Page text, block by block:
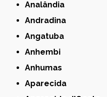
Analândia
Andradina
Angatuba
Anhembi
Anhumas
Aparecida